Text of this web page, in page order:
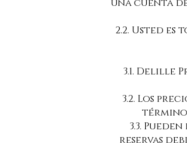
una cuenta
2.2. Usted
3.1. Delille
3.2. Los
3.3.
reservas